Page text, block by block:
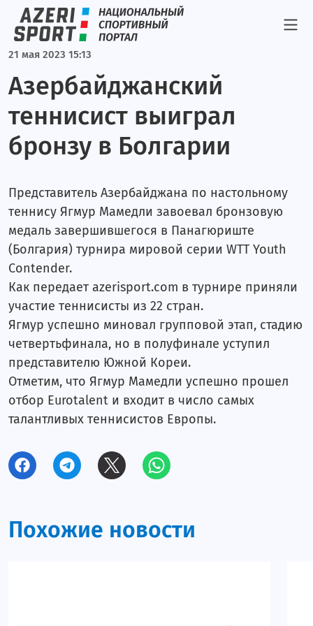
Стрельба
Гандбол
ЧМ-2007
Легкая атлетика
Фигурное катание
Теннис
Результаты
Париж-2024
Токио-2020
Блог Вугара Зейналова
Блог Руслана Микайыллы
Блог Имрана Гусейнова
Блог Рустама Фаталиева
Блог Туйгуна Надирова
Блог Властимила Петржелы
21 мая 2023 15:13
Азербайджанский
теннисист выиграл
бронзу в Болгарии
Представитель Азербайджана по настольному
теннису Ягмур Мамедли завоевал бронзовую
медаль завершившегося в Панагюриште
(Болгария) турнира мировой серии WTT Youth
Contender.
Как передает azerisport.com в турнире приняли
участие теннисисты из 22 стран.
Ягмур успешно миновал групповой этап, стадию
четвертьфинала, но в полуфинале уступил
представителю Южной Кореи.
Отметим, что Ягмур Мамедли успешно прошел
отбор Eurotalent и входит в число самых
талантливых теннисистов Европы.
Похожие новости